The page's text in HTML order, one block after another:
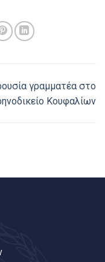
γραμματέα στο
Κουφαλίων